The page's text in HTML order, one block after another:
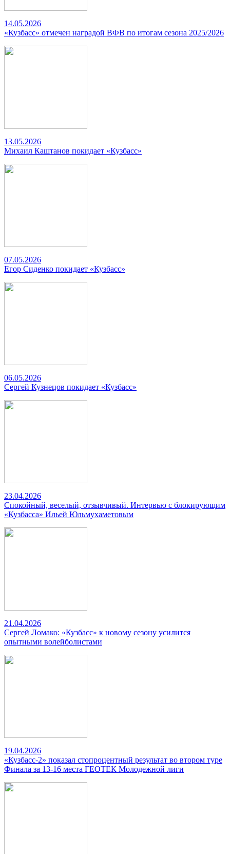
14.05.2026
«Кузбасс» отмечен наградой ВФВ по итогам сезона 2025/2026
13.05.2026
Михаил Каштанов покидает «Кузбасс»
07.05.2026
Егор Сиденко покидает «Кузбасс»
06.05.2026
Сергей Кузнецов покидает «Кузбасс»
23.04.2026
Спокойный, веселый, отзывчивый. Интервью с блокирующим
«Кузбасса» Ильей Юльмухаметовым
21.04.2026
Сергей Ломако: «Кузбасс» к новому сезону усилится
опытными волейболистами
19.04.2026
«Кузбасс-2» показал стопроцентный результат во втором туре
Финала за 13-16 места ГЕОТЕК Молодежной лиги